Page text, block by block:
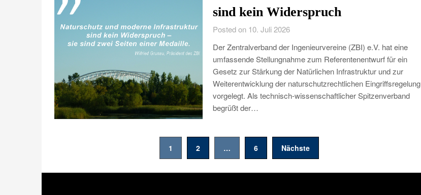
sind kein Widerspruch
Posted on 10. Juli 2026
Der Zentralverband der Ingenieurvereine (ZBI) e.V. hat eine
umfassende Stellungnahme zum Referentenentwurf für ein
Gesetz zur Stärkung der Natürlichen Infrastruktur und zur
Weiterentwicklung der naturschutzrechtlichen Eingriffsregelung
vorgelegt. Als technisch-wissenschaftlicher Spitzenverband
begrüßt der…
1 2 … 6 Nächste